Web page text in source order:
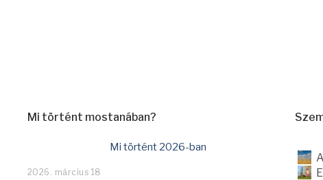
Mi történt mostanában?
Mi történt 2026-ban
2026. március 18